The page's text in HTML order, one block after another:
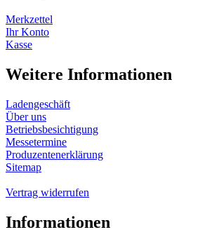
Merkzettel
Ihr Konto
Kasse
Weitere Informationen
Ladengeschäft
Über uns
Betriebsbesichtigung
Messetermine
Produzentenerklärung
Sitemap
Vertrag widerrufen
Informationen